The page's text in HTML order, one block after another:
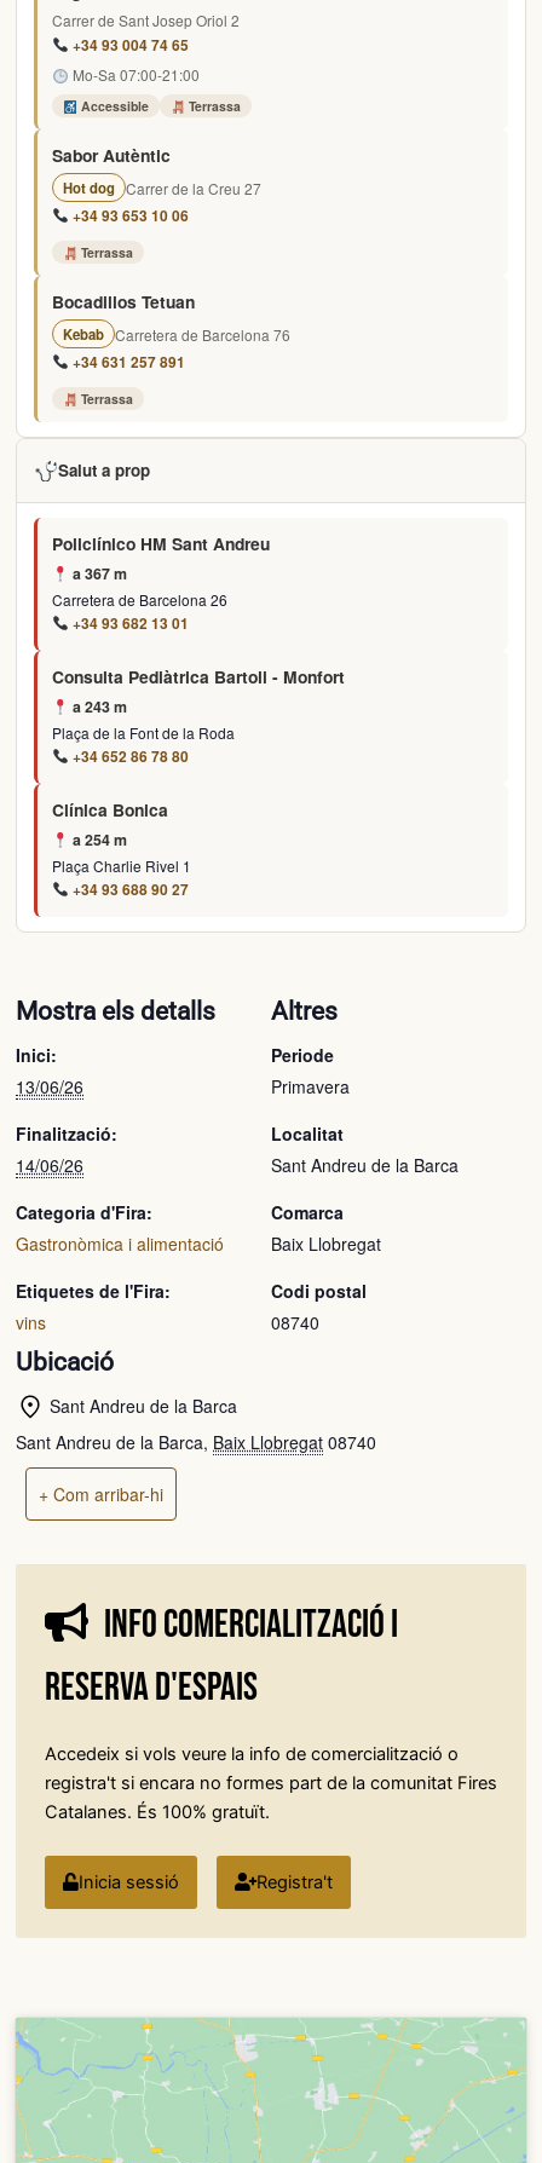
Carrer de Sant Josep Oriol 2
+34 93 004 74 65
Mo-Sa 07:00-21:00
Accessible Terrassa
Sabor Autèntic
Hot dog Carrer de la Creu 27
+34 93 653 10 06
Terrassa
Bocadillos Tetuan
Kebab Carretera de Barcelona 76
+34 631 257 891
Terrassa
Salut a prop
Policlínico HM Sant Andreu
a 367 m
Carretera de Barcelona 26
+34 93 682 13 01
Consulta Pediàtrica Bartoli - Monfort
a 243 m
Plaça de la Font de la Roda
+34 652 86 78 80
Clínica Bonica
a 254 m
Plaça Charlie Rivel 1
+34 93 688 90 27
Mostra els detalls
Inici:
13/06/26
Finalització:
14/06/26
Categoria d'Fira:
Gastronòmica i alimentació
Etiquetes de l'Fira:
vins
Ubicació
Sant Andreu de la Barca
Sant Andreu de la Barca, Baix Llobregat 08740
+ Com arribar-hi
Altres
Periode
Primavera
Localitat
Sant Andreu de la Barca
Comarca
Baix Llobregat
Codi postal
08740
Info comercialització i
reserva d'espais
Accedeix si vols veure la info de comercialització o
registra't si encara no formes part de la comunitat Fires
Catalanes. És 100% gratuït.
Inicia sessió Registra't